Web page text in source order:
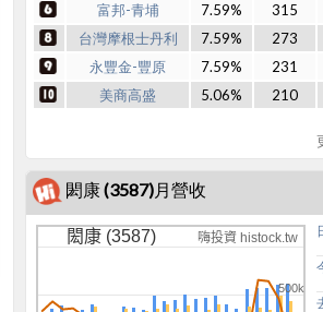
富邦-青埔
7.59% 315
台灣摩根士丹利
7.59% 273
永豐金-豐原
7.59% 231
美商高盛
5.06% 210
閎康 (3587)月營收
閎康 (3587) 嗨投資 histock.tw
500k